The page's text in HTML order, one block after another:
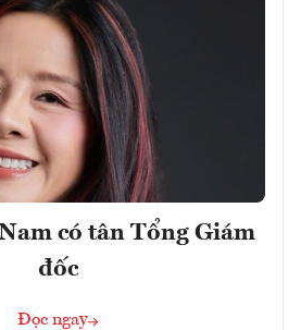
có tân Tổng Giám
đốc
Đọc ngay